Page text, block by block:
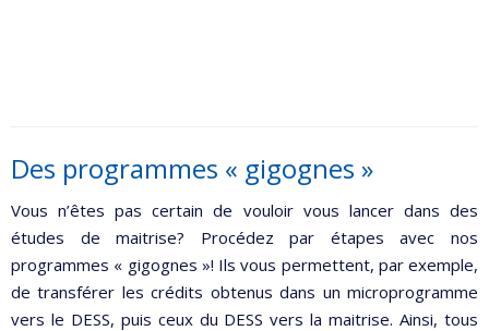
Des programmes « gigognes »
Vous n’êtes pas certain de vouloir vous lancer dans des
études de maitrise? Procédez par étapes avec nos
programmes « gigognes »! Ils vous permettent, par exemple,
de transférer les crédits obtenus dans un microprogramme
vers le DESS, puis ceux du DESS vers la maitrise. Ainsi, tous